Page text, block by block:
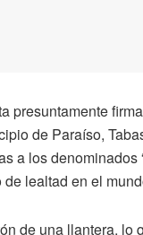
presuntamente
de Paraíso,
a los
lealtad en el
de una llantera,